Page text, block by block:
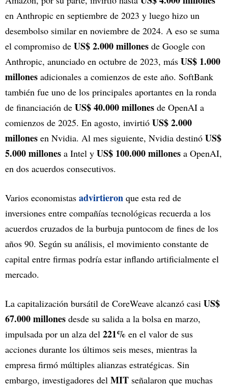
en Anthropic en septiembre de 2023 y luego hizo un
desembolso similar en noviembre de 2024. A eso se suma
el compromiso de US$ 2.000 millones de Google con
Anthropic, anunciado en octubre de 2023, más US$ 1.000
millones adicionales a comienzos de este año. SoftBank
también fue uno de los principales aportantes en la ronda
de financiación de US$ 40.000 millones de OpenAI a
comienzos de 2025. En agosto, invirtió US$ 2.000
millones en Nvidia. Al mes siguiente, Nvidia destinó US$
5.000 millones a Intel y US$ 100.000 millones a OpenAI,
en dos acuerdos consecutivos.
Varios economistas advirtieron que esta red de
inversiones entre compañías tecnológicas recuerda a los
acuerdos cruzados de la burbuja puntocom de fines de los
años 90. Según su análisis, el movimiento constante de
capital entre firmas podría estar inflando artificialmente el
mercado.
La capitalización bursátil de CoreWeave alcanzó casi US$
67.000 millones desde su salida a la bolsa en marzo,
impulsada por un alza del 221% en el valor de sus
acciones durante los últimos seis meses, mientras la
empresa firmó múltiples alianzas estratégicas. Sin
embargo, investigadores del MIT señalaron que muchas